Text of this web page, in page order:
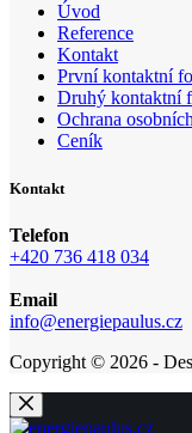
Úvod
Reference
Kontakt
První kontaktní
Druhý kontaktní
Ochrana
Ceník
Kontakt
Telefon
+420 736 418 034
Email
info@energiepaulus.cz
Copyright © 2026 -